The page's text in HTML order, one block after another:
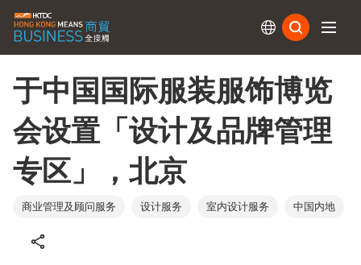
于中国国际服装服饰博览
会设置「设计及品牌管理
专区」，北京
商业管理及顾问服务 设计服务 室内设计服务 中国内地